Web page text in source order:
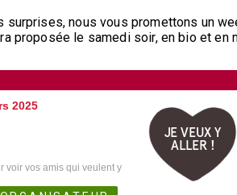
surprises, nous vous promettons un
proposée le samedi soir, en bio et en
2025
voir vos amis qui veulent y
JE VEUX Y
ALLER !